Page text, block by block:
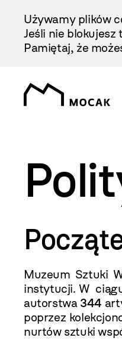
Treści
Używamy plików
Jeśli nie
Pamiętaj, że
Muzeum Sztuki
instytucji. W
autorstwa 344
poprzez
nurtów sztuki